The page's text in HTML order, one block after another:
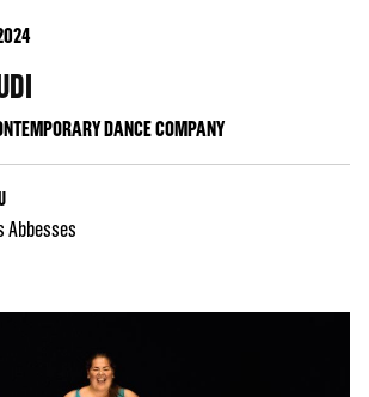
DANCE COMPANY
Abbesses